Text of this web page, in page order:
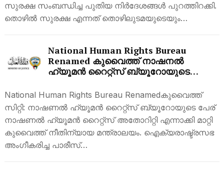
സുരക്ഷ സംബന്ധിച്ച പുതിയ നിർദേശങ്ങൾ പുറത്തിറക്കി.
തൊഴിൽ സുരക്ഷ എന്നത് തൊഴിലുടമയുടെയും…
National Human Rights Bureau
Renamed കുവൈത്ത് നാഷനൽ
ഹ്യൂമൻ റൈറ്റ്സ് ബ്യൂറോയുടെ
National Human Rights Bureau Renamedകുവൈത്ത്
സിറ്റി: നാഷണൽ ഹ്യൂമൻ റൈറ്റ്സ് ബ്യൂറോയുടെ പേര്
നാഷണൽ ഹ്യൂമൻ റൈറ്റ്സ് അതോറിറ്റി എന്നാക്കി മാറ്റി
കുവൈത്ത് നീതിന്യായ മന്ത്രാലയം. ഐക്യരാഷ്ട്രസഭ
അംഗീകരിച്ച പാരീസ്…